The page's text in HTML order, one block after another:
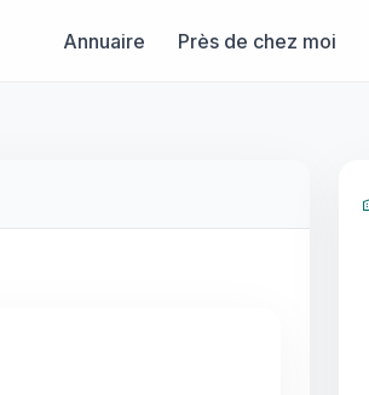
Annuaire Près de chez moi